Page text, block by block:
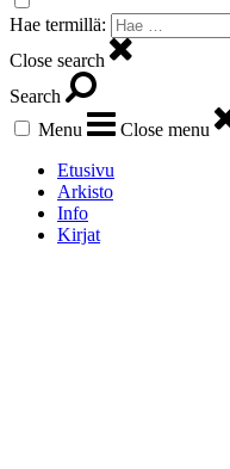
Hae termillä:
Close search
Search
Menu
Close menu
Etusivu
Arkisto
Info
Kirjat